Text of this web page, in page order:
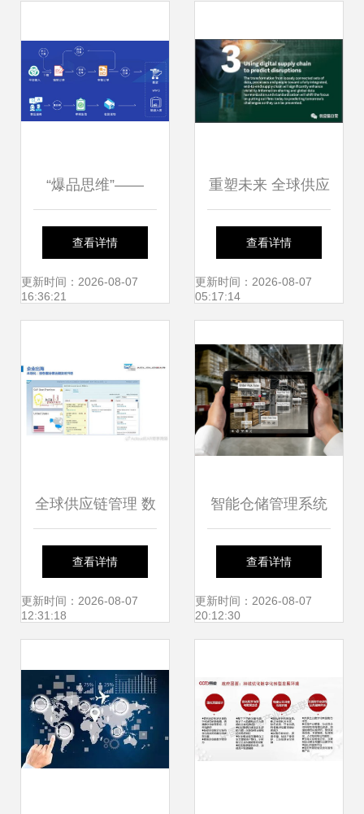
“爆品思维”——
以“超级工厂”模式
看数字化时代中小
查看详情
更新时间：2026-08-07
16:36:21
重塑未来 全球供应
链数字化转型与
2021年十大发展趋
查看详情
更新时间：2026-08-07
05:17:14
全球供应链管理 数
字化战略引领企业
出海成功的新引擎
查看详情
更新时间：2026-08-07
12:31:18
智能仓储管理系统
AR技术引领供应链
与物流的未来变革
查看详情
更新时间：2026-08-07
20:12:30